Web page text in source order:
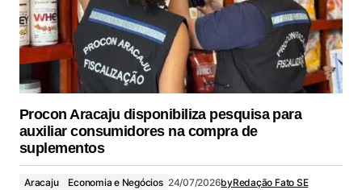
Procon Aracaju disponibiliza pesquisa para
auxiliar consumidores na compra de
suplementos
Aracaju Economia e Negócios 24/07/2026byRedação Fato SE